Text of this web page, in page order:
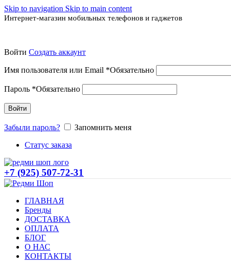
Skip to navigation Skip to main content
Интернет-магазин мобильных телефонов и гаджетов
Войти Создать аккаунт
Имя пользователя или Email *Обязательно
Пароль *Обязательно
Войти
Забыли пароль?
Запомнить меня
Статус заказа
+7 (925) 507-72-31
ГЛАВНАЯ
Бренды
ДОСТАВКА
ОПЛАТА
БЛОГ
О НАС
КОНТАКТЫ